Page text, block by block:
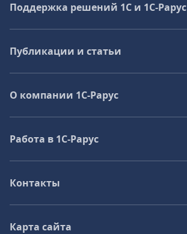
Поддержка решений 1С и 1С‑Рарус
Публикации и статьи
О компании 1C-Рарус
Работа в 1С‑Рарус
Контакты
Карта сайта